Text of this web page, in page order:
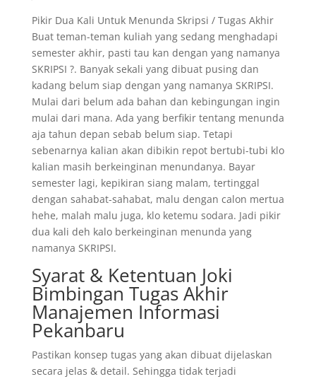
Pikir Dua Kali Untuk Menunda Skripsi / Tugas Akhir
Buat teman-teman kuliah yang sedang menghadapi
semester akhir, pasti tau kan dengan yang namanya
SKRIPSI ?. Banyak sekali yang dibuat pusing dan
kadang belum siap dengan yang namanya SKRIPSI.
Mulai dari belum ada bahan dan kebingungan ingin
mulai dari mana. Ada yang berfikir tentang menunda
aja tahun depan sebab belum siap. Tetapi
sebenarnya kalian akan dibikin repot bertubi-tubi klo
kalian masih berkeinginan menundanya. Bayar
semester lagi, kepikiran siang malam, tertinggal
dengan sahabat-sahabat, malu dengan calon mertua
hehe, malah malu juga, klo ketemu sodara. Jadi pikir
dua kali deh kalo berkeinginan menunda yang
namanya SKRIPSI.
Syarat & Ketentuan Joki
Bimbingan Tugas Akhir
Manajemen Informasi
Pekanbaru
Pastikan konsep tugas yang akan dibuat dijelaskan
secara jelas & detail. Sehingga tidak terjadi